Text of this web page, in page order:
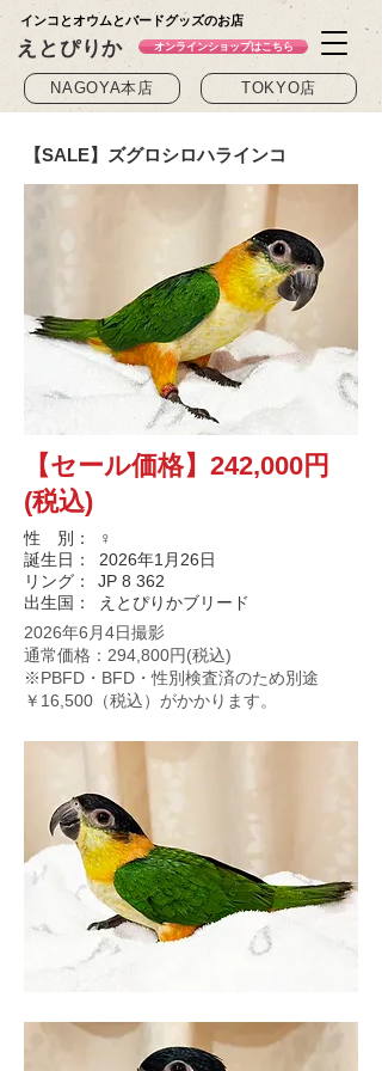
インコとオウムとバードグッズのお店
えとぴりか オンラインショップはこちら
NAGOYA本店 TOKYO店
【SALE】ズグロシロハラインコ
【セール価格】242,000円
(税込)
性 別：
♀
誕生日：
2026年1月26日
リング：
JP 8 362
出生国：
えとぴりかブリード
2026年6月4日撮影
通常価格：294,800円(税込)
※PBFD・BFD・性別検査済のため別途
￥16,500（税込）がかかります。